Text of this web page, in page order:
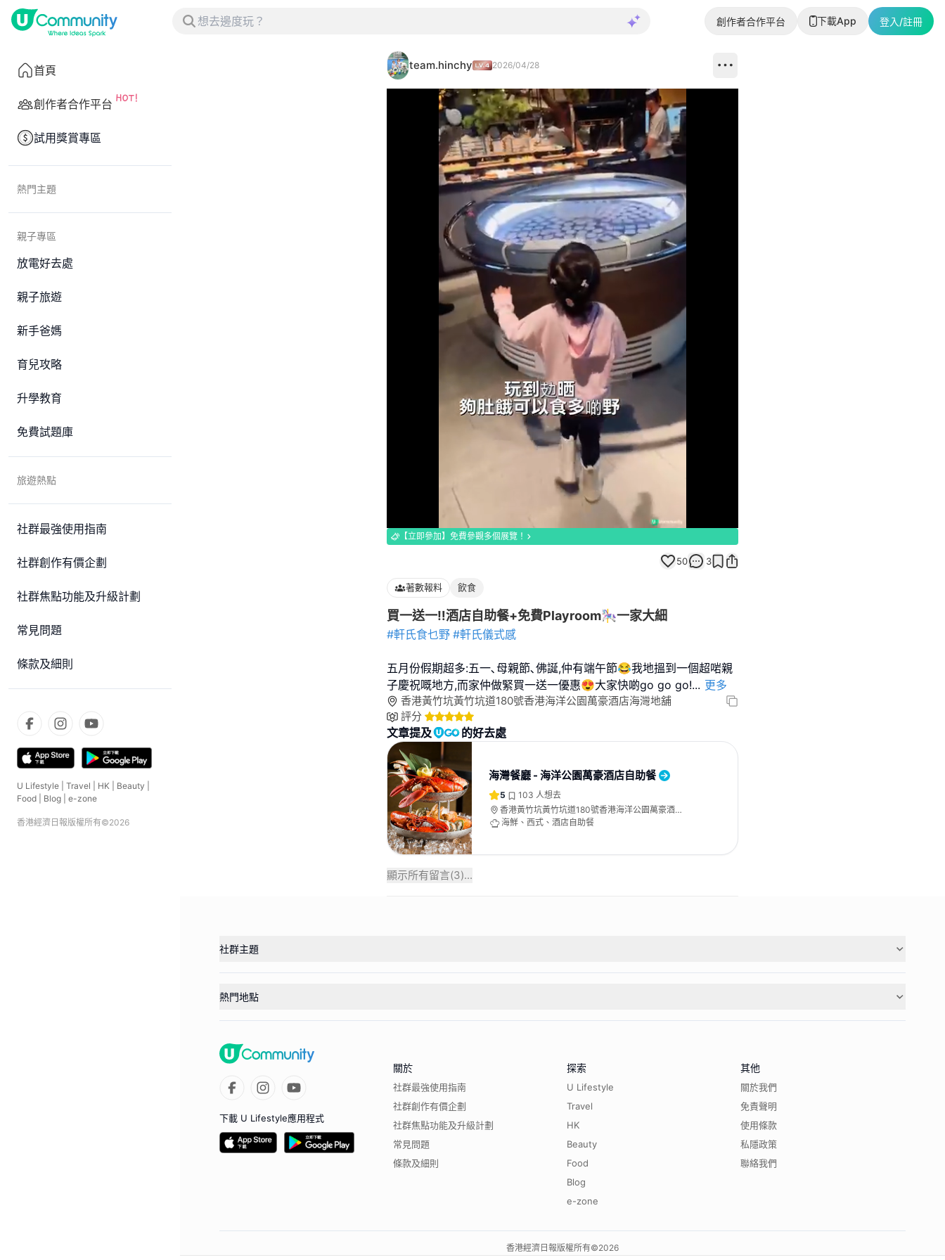
創作者合作平台 下載App 登入/註冊
首頁
創作者合作平台
試用獎賞專區
熱門主題
親子專區
放電好去處
親子旅遊
新手爸媽
育兒攻略
升學教育
免費試題庫
旅遊熱點
社群最強使用指南
社群創作有價企劃
社群焦點功能及升級計劃
常見問題
條款及細則
U Lifestyle Travel HK Beauty
Food
Blog e-zone
香港經濟日報版權所有©2026
team.hinchy 2026/04/28
96.72%
【立即參加】免費參觀多個展覽！
50 3
著數報料 飲食
買一送一‼️酒店自助餐+免費Playroom🎠一家大細
#軒氏食乜野 #軒氏儀式感
五月份假期超多:五一､母親節､佛誕,仲有端午節😂我地搵到一個超啱親
子慶祝嘅地方,而家仲做緊買一送一優惠😍大家快啲go go go!... 更多
香港黃竹坑黃竹坑道180號香港海洋公園萬豪酒店海灣地舖
評分
文章提及 的好去處
海灣餐廳 - 海洋公園萬豪酒店自助餐
5 103 人想去
香港黃竹坑黃竹坑道180號香港海洋公園萬豪酒店
海灣地舖
海鮮、西式、酒店自助餐
顯示所有留言(3)...
社群主題
熱門地點
下載 U Lifestyle應用程式
關於
社群最強使用指南
社群創作有價企劃
社群焦點功能及升級計劃
常見問題
條款及細則
探索
U Lifestyle
Travel
HK
Beauty
Food
Blog
e-zone
其他
關於我們
免責聲明
使用條款
私隱政策
聯絡我們
香港經濟日報版權所有©2026